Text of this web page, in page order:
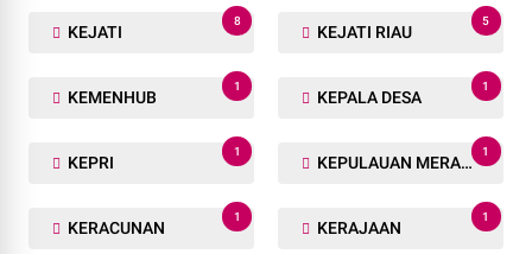
KEJATI
8
KEJATI RIAU
5
KEMENHUB
1
KEPALA DESA
1
KEPRI
1
KEPULAUAN MERANTI
1
KERACUNAN
1
KERAJAAN
1